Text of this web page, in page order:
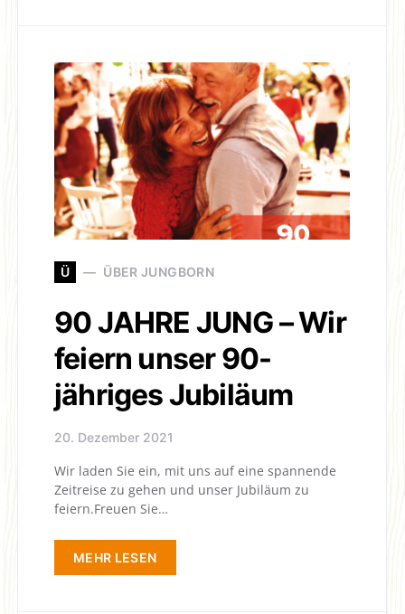
Ü ÜBER JUNGBORN
90 JAHRE JUNG – Wir
feiern unser 90-
jähriges Jubiläum
20. Dezember 2021
Wir laden Sie ein, mit uns auf eine spannende
Zeitreise zu gehen und unser Jubiläum zu
feiern.Freuen Sie…
MEHR LESEN